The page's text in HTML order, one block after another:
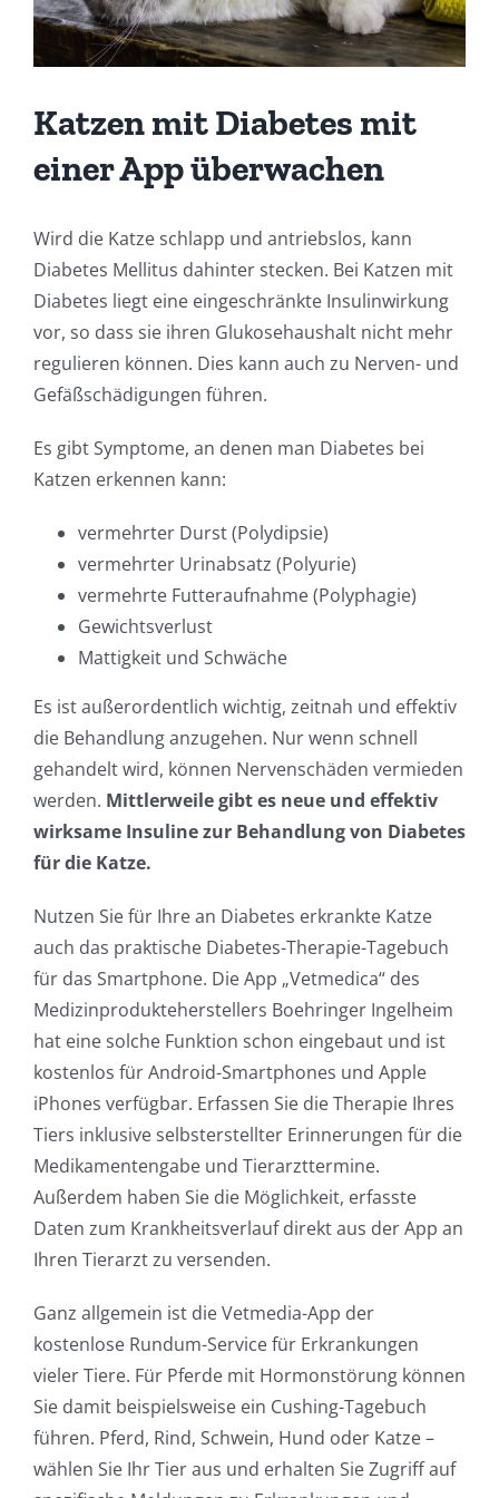
Katzen mit Diabetes mit
einer App überwachen
Wird die Katze schlapp und antriebslos, kann
Diabetes Mellitus dahinter stecken. Bei Katzen mit
Diabetes liegt eine eingeschränkte Insulinwirkung
vor, so dass sie ihren Glukosehaushalt nicht mehr
regulieren können. Dies kann auch zu Nerven- und
Gefäßschädigungen führen.
Es gibt Symptome, an denen man Diabetes bei
Katzen erkennen kann:
vermehrter Durst (Polydipsie)
vermehrter Urinabsatz (Polyurie)
vermehrte Futteraufnahme (Polyphagie)
Gewichtsverlust
Mattigkeit und Schwäche
Es ist außerordentlich wichtig, zeitnah und effektiv
die Behandlung anzugehen. Nur wenn schnell
gehandelt wird, können Nervenschäden vermieden
werden. Mittlerweile gibt es neue und effektiv
wirksame Insuline zur Behandlung von Diabetes
für die Katze.
Nutzen Sie für Ihre an Diabetes erkrankte Katze
auch das praktische Diabetes-Therapie-Tagebuch
für das Smartphone. Die App „Vetmedica“ des
Medizinprodukteherstellers Boehringer Ingelheim
hat eine solche Funktion schon eingebaut und ist
kostenlos für Android-Smartphones und Apple
iPhones verfügbar. Erfassen Sie die Therapie Ihres
Tiers inklusive selbsterstellter Erinnerungen für die
Medikamentengabe und Tierarzttermine.
Außerdem haben Sie die Möglichkeit, erfasste
Daten zum Krankheitsverlauf direkt aus der App an
Ihren Tierarzt zu versenden.
Ganz allgemein ist die Vetmedia-App der
kostenlose Rundum-Service für Erkrankungen
vieler Tiere. Für Pferde mit Hormonstörung können
Sie damit beispielsweise ein Cushing-Tagebuch
führen. Pferd, Rind, Schwein, Hund oder Katze –
wählen Sie Ihr Tier aus und erhalten Sie Zugriff auf